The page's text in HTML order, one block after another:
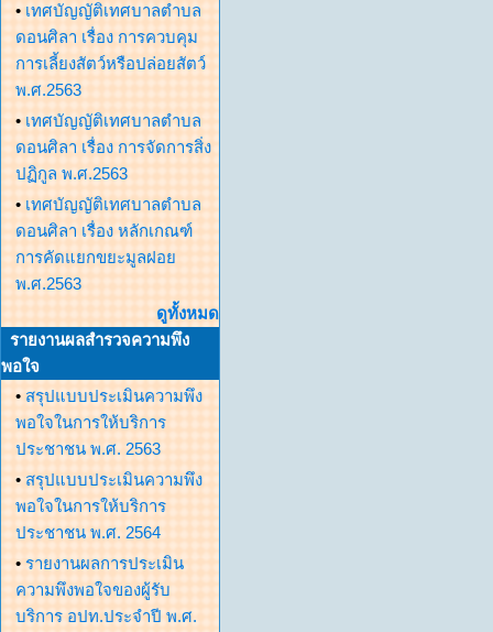
• เทศบัญญัติเทศบาลตำบล
ดอนศิลา เรื่อง การควบคุม
การเลี้ยงสัตว์หรือปล่อยสัตว์
พ.ศ.2563
• เทศบัญญัติเทศบาลตำบล
ดอนศิลา เรื่อง การจัดการสิ่ง
ปฏิกูล พ.ศ.2563
• เทศบัญญัติเทศบาลตำบล
ดอนศิลา เรื่อง หลักเกณฑ์
การคัดแยกขยะมูลฝอย
พ.ศ.2563
ดูทั้งหมด
รายงานผลสำรวจความพึง
พอใจ
• สรุปแบบประเมินความพึง
พอใจในการให้บริการ
ประชาชน พ.ศ. 2563
• สรุปแบบประเมินความพึง
พอใจในการให้บริการ
ประชาชน พ.ศ. 2564
• รายงานผลการประเมิน
ความพึงพอใจของผู้รับ
บริการ อปท.ประจำปี พ.ศ.